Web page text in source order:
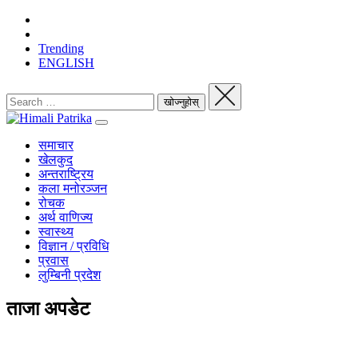
Trending
ENGLISH
समाचार
खेलकुद
अन्तराष्ट्रिय
कला मनोरञ्जन
रोचक
अर्थ वाणिज्य
स्वास्थ्य
विज्ञान / प्रविधि
प्रवास
लुम्बिनी प्रदेश
ताजा अपडेट